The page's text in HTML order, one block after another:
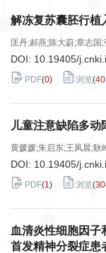
解冻复苏囊胚行植
匡丹;郝燕;陈大蔚;章志国
DOI: 10.19405/
PDF(0) 浏览(
儿童注意缺陷多
黄媛媛;朱启东;王凤晨;耿
DOI: 10.19405/
PDF(1) 浏览(
血清炎性细胞因子
首发精神分裂症患